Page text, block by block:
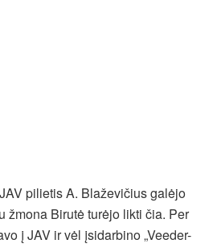
pilietis A. Blaževičius galėjo
žmona Birutė turėjo likti čia. Per
į JAV ir vėl įsidarbino „Veeder-